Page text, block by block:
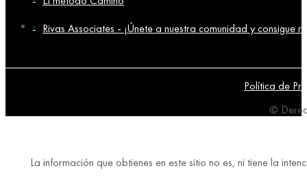
Rivas Associates - ¡Únete a nuestra comunidad y consigue
Política de
©
La información que obtienes en este sitio no es, ni tiene la